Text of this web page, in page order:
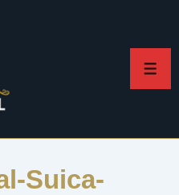
Suica-